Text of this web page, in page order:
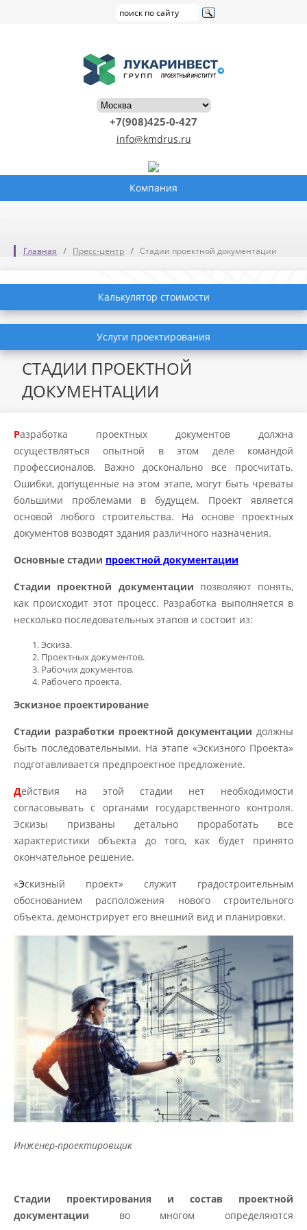
+7(908)425-0-427
info@kmdrus.ru
Компания
Главная Пресс-центр Стадии проектной документации
Калькулятор стоимости
Услуги проектирования
СТАДИИ ПРОЕКТНОЙ
ДОКУМЕНТАЦИИ
Разработка проектных документов должна
осуществляться опытной в этом деле командой
профессионалов. Важно досконально все просчитать.
Ошибки, допущенные на этом этапе, могут быть чреваты
большими проблемами в будущем. Проект является
основой любого строительства. На основе проектных
документов возводят здания различного назначения.
Основные стадии проектной документации
Стадии проектной документации позволяют понять,
как происходит этот процесс. Разработка выполняется в
несколько последовательных этапов и состоит из:
Эскиза.
Проектных документов.
Рабочих документов.
Рабочего проекта.
Эскизное проектирование
Стадии разработки проектной документации должны
быть последовательными. На этапе «Эскизного Проекта»
подготавливается предпроектное предложение.
Действия на этой стадии нет необходимости
согласовывать с органами государственного контроля.
Эскизы призваны детально проработать все
характеристики объекта до того, как будет принято
окончательное решение.
«Эскизный проект» служит градостроительным
обоснованием расположения нового строительного
объекта, демонстрирует его внешний вид и планировки.
Инженер-проектировщик
Стадии проектирования и состав проектной
документации во многом определяются